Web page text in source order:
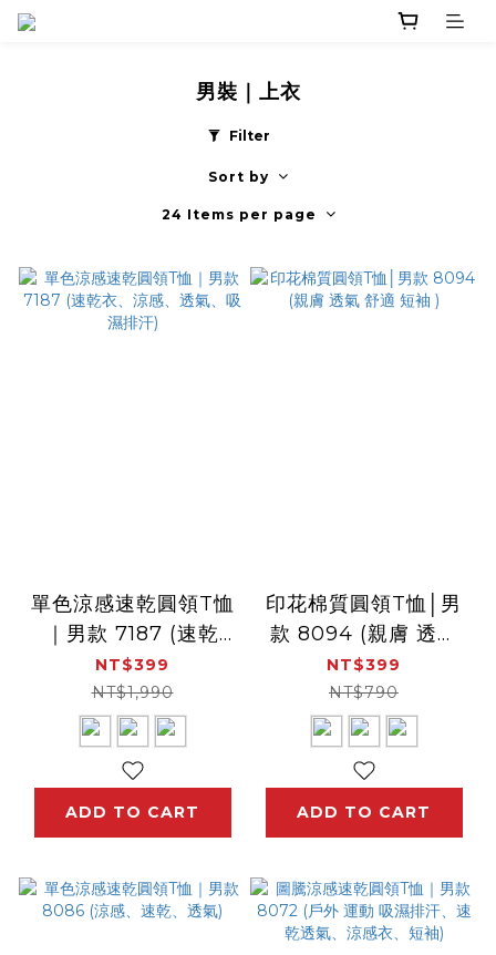
男裝｜上衣
Filter
Sort by
24 Items per page
單色涼感速乾圓領T恤
｜男款 7187 (速乾
衣、涼感、透氣、吸濕
排汗)
NT$399
NT$1,990
ADD TO CART
印花棉質圓領T恤│男
款 8094 (親膚 透氣
NT$399
NT$790
ADD TO CART